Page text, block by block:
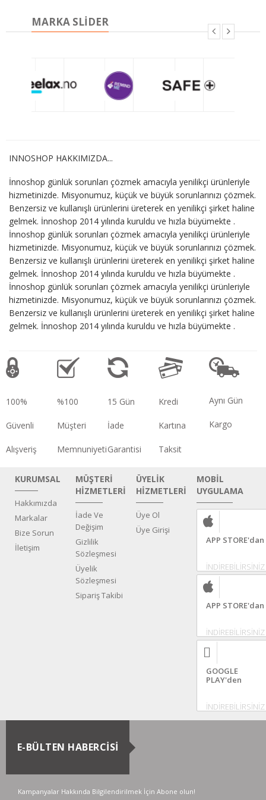
MARKA SLIDER
INNOSHOP HAKKIMIZDA...
İnnoshop günlük sorunları çözmek amacıyla yenilikçi ürünleriyle
hizmetinizde. Misyonumuz, küçük ve büyük sorunlarınızı çözmek.
Benzersiz ve kullanışlı ürünlerini üreterek en yenilikçi şirket haline
gelmek. İnnoshop 2014 yılında kuruldu ve hızla büyümekte .
İnnoshop günlük sorunları çözmek amacıyla yenilikçi ürünleriyle
hizmetinizde. Misyonumuz, küçük ve büyük sorunlarınızı çözmek.
Benzersiz ve kullanışlı ürünlerini üreterek en yenilikçi şirket haline
gelmek. İnnoshop 2014 yılında kuruldu ve hızla büyümekte .
İnnoshop günlük sorunları çözmek amacıyla yenilikçi ürünleriyle
hizmetinizde. Misyonumuz, küçük ve büyük sorunlarınızı çözmek.
Benzersiz ve kullanışlı ürünlerini üreterek en yenilikçi şirket haline
gelmek. İnnoshop 2014 yılında kuruldu ve hızla büyümekte .
100%
Güvenli
Alışveriş
%100
Müşteri
Memnuniyeti
15 Gün
İade
Garantisi
Kredi
Kartına
Taksit
Aynı Gün
Kargo
KURUMSAL
Hakkımızda
Markalar
Bize Sorun
İletişim
MÜŞTERİ
HİZMETLERİ
İade Ve
Değişim
Gizlilik
Sözleşmesi
Üyelik
Sözleşmesi
Sipariş Takibi
ÜYELİK
HİZMETLERİ
Üye Ol
Üye Girişi
MOBİL
UYGULAMA
APP STORE'dan
İNDİREBİLİRSİNİZ
APP STORE'dan
İNDİREBİLİRSİNİZ
GOOGLE
PLAY'den
İNDİREBİLİRSİNİZ
E-BÜLTEN HABERCİSİ
Kampanyalar Hakkında Bilgilendirilmek İçin Abone olun!